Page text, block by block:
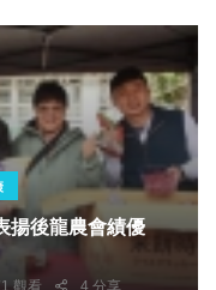
觀看 4 分享